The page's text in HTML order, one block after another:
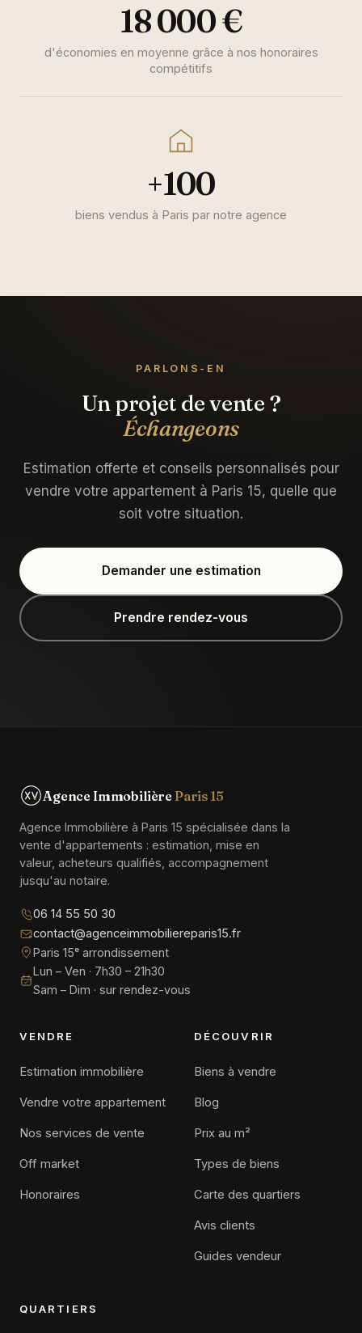
18 000 €
d'économies en moyenne grâce à nos honoraires
compétitifs
+100
biens vendus à Paris par notre agence
PARLONS-EN
Un projet de vente ?
Échangeons
Estimation offerte et conseils personnalisés pour
vendre votre appartement à Paris 15, quelle que
soit votre situation.
Demander une estimation
Prendre rendez-vous
Agence Immobilière Paris 15
Agence Immobilière à Paris 15 spécialisée dans la
vente d'appartements : estimation, mise en
valeur, acheteurs qualifiés, accompagnement
jusqu'au notaire.
06 14 55 50 30
contact@agenceimmobiliereparis15.fr
Paris 15ᵉ arrondissement
Lun – Ven · 7h30 – 21h30
Sam – Dim · sur rendez-vous
VENDRE
Estimation immobilière
Vendre votre appartement
Nos services de vente
Off market
Honoraires
DÉCOUVRIR
Biens à vendre
Blog
Prix au m²
Types de biens
Carte des quartiers
Avis clients
Guides vendeur
QUARTIERS